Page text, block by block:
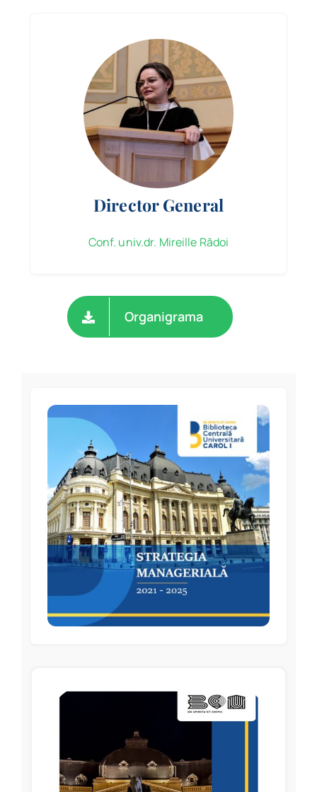
Biblioteca digitală
Director General
Conf. univ.dr. Mireille Rădoi
Organigrama